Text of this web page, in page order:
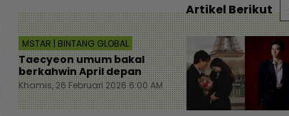
Artikel Berikut
MSTAR | BINTANG GLOBAL
Taecyeon umum bakal
berkahwin April depan
Khamis, 26 Februari 2026 6:00 AM